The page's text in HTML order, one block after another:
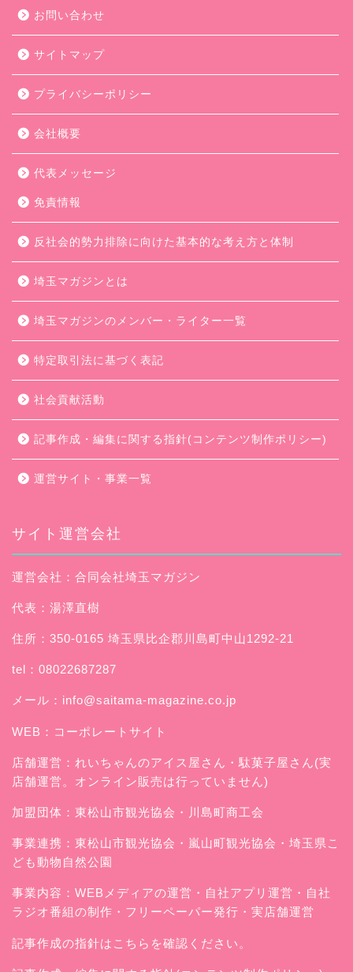
お問い合わせ
サイトマップ
プライバシーポリシー
会社概要
代表メッセージ
免責情報
反社会的勢力排除に向けた基本的な考え方と体制
埼玉マガジンとは
埼玉マガジンのメンバー・ライター一覧
特定取引法に基づく表記
社会貢献活動
記事作成・編集に関する指針(コンテンツ制作ポリシー)
運営サイト・事業一覧
サイト運営会社
運営会社：合同会社埼玉マガジン
代表：湯澤直樹
住所：350-0165 埼玉県比企郡川島町中山1292-21
tel：08022687287
メール： info@saitama-magazine.co.jp
WEB： コーポレートサイト
店舗運営： れいちゃんのアイス屋さん ・駄菓子屋さん(実
店舗運営。オンライン販売は行っていません)
加盟団体：東松山市観光協会・川島町商工会
事業連携：東松山市観光協会・嵐山町観光協会・埼玉県こ
ども動物自然公園
事業内容：WEBメディアの運営・自社アプリ運営・自社
ラジオ番組の制作・フリーペーパー発行・実店舗運営
記事作成の指針はこちらを確認ください。